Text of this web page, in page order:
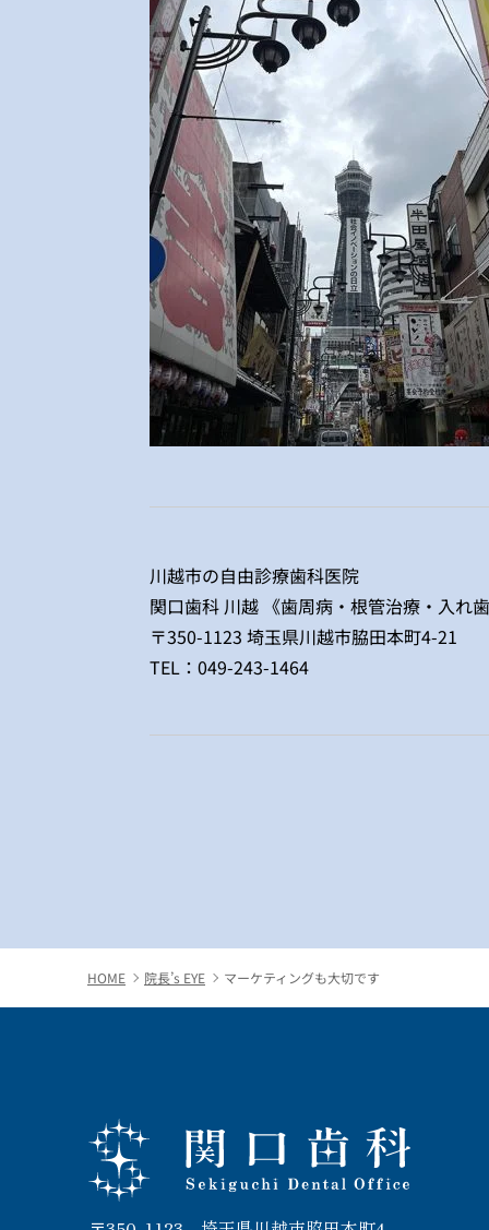
川越市の自由診療歯科医院
関口歯科 川越 《歯周病・根管治療・入れ
〒350-1123 埼玉県川越市脇田本町4-21
TEL： 049-243-1464
HOME 院長’s EYE マーケティングも大切です
関口歯科 川越